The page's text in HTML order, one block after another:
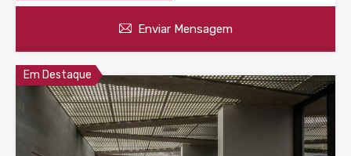
Enviar Mensagem
Em Destaque